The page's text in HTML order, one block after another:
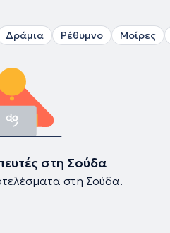
Δράμια Ρέθυμνο Μοίρες
στη Σούδα
στη Σούδα.